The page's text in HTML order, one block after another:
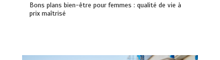
Bons plans bien-être pour femmes : qualité de vie à
prix maîtrisé